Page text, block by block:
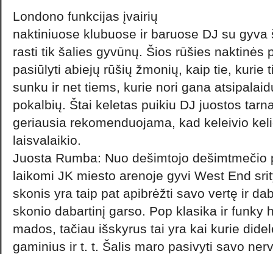
Londono funkcijas įvairių
naktiniuose klubuose ir baruose DJ su
rasti tik šalies gyvūnų. Šios rūšies naktinės
pasiūlyti abiejų rūšių žmonių, kaip tie, kurie
sunku ir net tiems, kurie nori gana
pokalbių. Štai keletas puikiu DJ juostos
geriausia rekomenduojama, kad keleivio
laisvalaikio.
Juosta Rumba: Nuo dešimtojo dešimtmečio
laikomi JK miesto arenoje gyvi West End
skonis yra taip pat apibrėžti savo vertę ir
skonio dabartinį garso. Pop klasika ir funky
mados, tačiau išskyrus tai yra kai kurie
gaminius ir t. t. Šalis maro pasivyti savo